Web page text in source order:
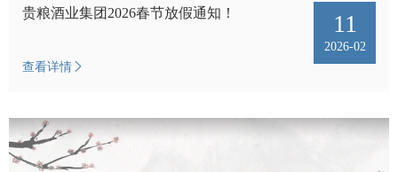
贵粮酒业集团2026春节放假通知！ 11
2026-02
查看详情